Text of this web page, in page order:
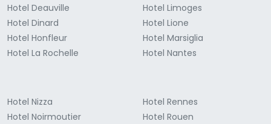
Hotel Deauville
Hotel Dinard
Hotel Honfleur
Hotel La Rochelle
Hotel Limoges
Hotel Lione
Hotel Marsiglia
Hotel Nantes
Hotel Nizza
Hotel Noirmoutier
Hotel Rennes
Hotel Rouen